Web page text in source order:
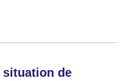
situation de